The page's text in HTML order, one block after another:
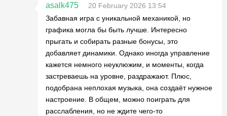
asalk475
20 February 2026 13:54
Забавная игра с уникальной механикой, но
графика могла бы быть лучше. Интересно
прыгать и собирать разные бонусы, это
добавляет динамики. Однако иногда управление
кажется немного неуклюжим, и моменты, когда
застреваешь на уровне, раздражают. Плюс,
подобрана неплохая музыка, она создаёт нужное
настроение. В общем, можно поиграть для
расслабления, но не ждите чего-то